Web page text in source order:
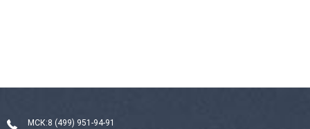
МСК:8 (499) 951-94-91